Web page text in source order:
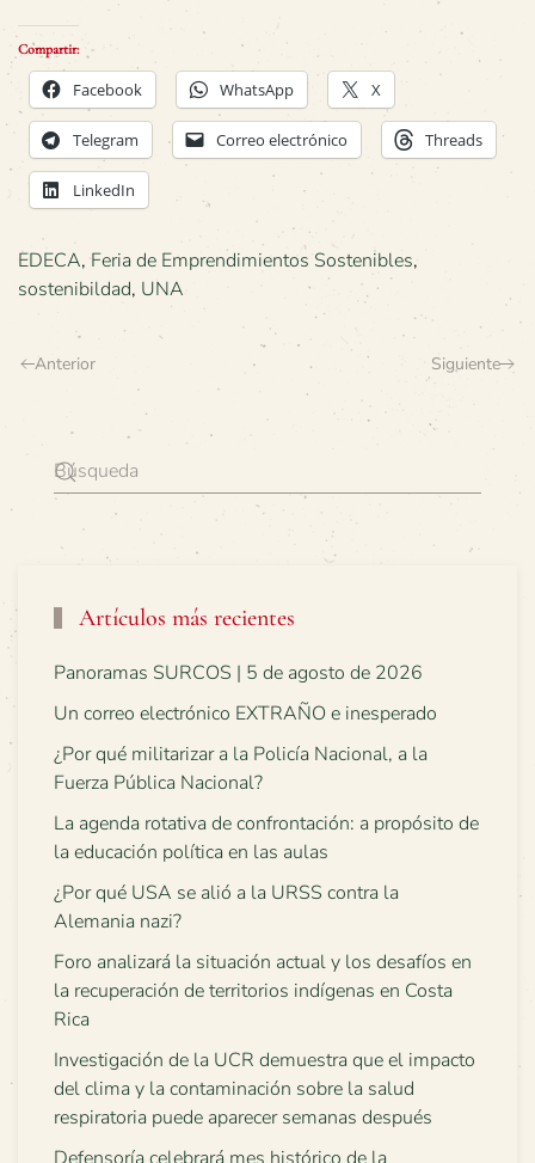
Compartir:
Facebook WhatsApp X
Telegram Correo electrónico Threads
LinkedIn
EDECA,Feria de Emprendimientos Sostenibles,
sostenibildad, UNA
Anterior Siguiente
Artículos más recientes
Panoramas SURCOS | 5 de agosto de 2026
Un correo electrónico EXTRAÑO e inesperado
¿Por qué militarizar a la Policía Nacional, a la
Fuerza Pública Nacional?
La agenda rotativa de confrontación: a propósito de
la educación política en las aulas
¿Por qué USA se alió a la URSS contra la
Alemania nazi?
Foro analizará la situación actual y los desafíos en
la recuperación de territorios indígenas en Costa
Rica
Investigación de la UCR demuestra que el impacto
del clima y la contaminación sobre la salud
respiratoria puede aparecer semanas después